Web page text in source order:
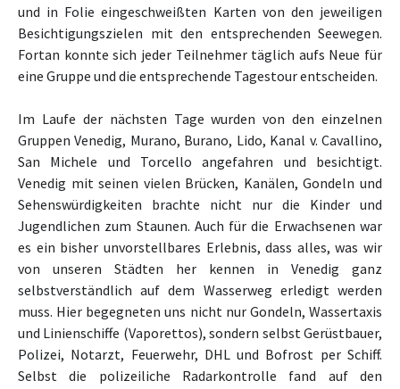
und in Folie eingeschweißten Karten von den jeweiligen
Besichtigungszielen mit den entsprechenden Seewegen.
Fortan konnte sich jeder Teilnehmer täglich aufs Neue für
eine Gruppe und die entsprechende Tagestour entscheiden.
Im Laufe der nächsten Tage wurden von den einzelnen
Gruppen Venedig, Murano, Burano, Lido, Kanal v. Cavallino,
San Michele und Torcello angefahren und besichtigt.
Venedig mit seinen vielen Brücken, Kanälen, Gondeln und
Sehenswürdigkeiten brachte nicht nur die Kinder und
Jugendlichen zum Staunen. Auch für die Erwachsenen war
es ein bisher unvorstellbares Erlebnis, dass alles, was wir
von unseren Städten her kennen in Venedig ganz
selbstverständlich auf dem Wasserweg erledigt werden
muss. Hier begegneten uns nicht nur Gondeln, Wassertaxis
und Linienschiffe (Vaporettos), sondern selbst Gerüstbauer,
Polizei, Notarzt, Feuerwehr, DHL und Bofrost per Schiff.
Selbst die polizeiliche Radarkontrolle fand auf den